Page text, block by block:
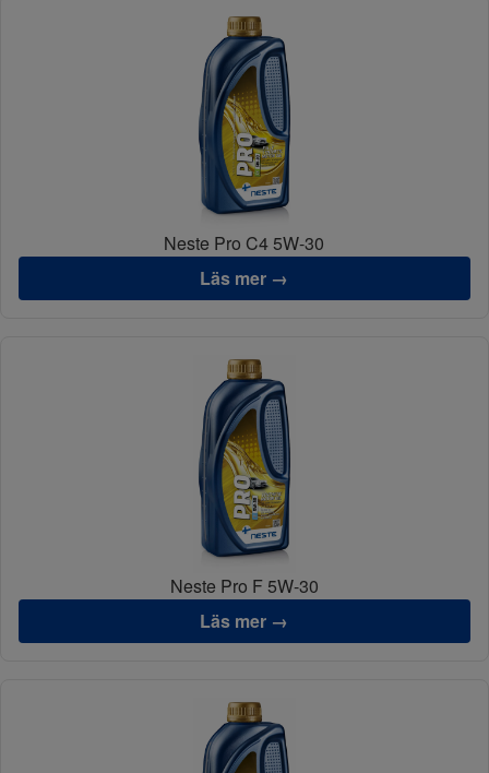
Neste Pro C4 5W-30
Läs mer →
Neste Pro F 5W-30
Läs mer →